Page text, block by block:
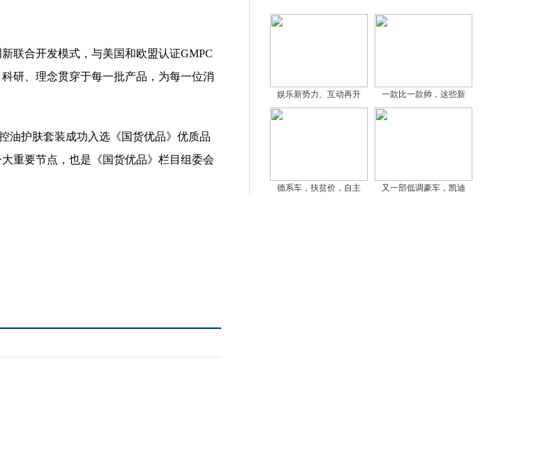
联合开发模式，与美国和欧盟认证GMPC
研、理念贯穿于每一批产品，为每一位消
油护肤套装成功入选《国货优品》优质品
重要节点，也是《国货优品》栏目组委会
娱乐新势力、互动再升 一款比一款帅，这些新
德系车，扶贫价，自主 又一部低调豪车，凯迪